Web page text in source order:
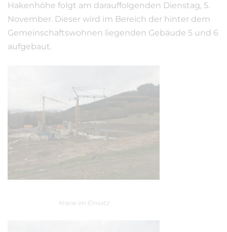
Hakenhöhe folgt am darauffolgenden Dienstag, 5.
November. Dieser wird im Bereich der hinter dem
Gemeinschaftswohnen liegenden Gebäude 5 und 6
aufgebaut.
Krane im Einsatz